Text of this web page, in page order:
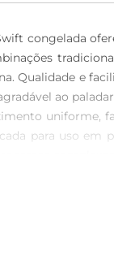
congelada
Qualidade e
ao
uniforme,
para uso em
para